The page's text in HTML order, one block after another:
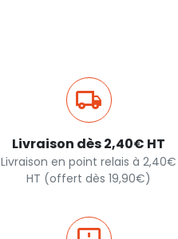
Livraison dès 2,40€ HT
Livraison en point relais à 2,40€
HT (offert dès 19,90€)